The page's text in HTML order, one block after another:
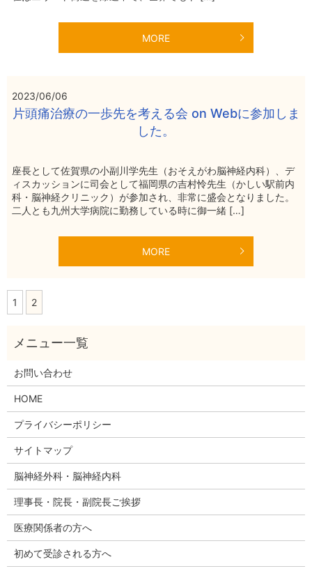
MORE
2023/06/06
片頭痛治療の一歩先を考える会 on Webに参加しま
した。
座長として佐賀県の小副川学先生（おそえがわ脳神経内科）、デ
ィスカッションに司会として福岡県の吉村怜先生（かしい駅前内
科・脳神経クリニック）が参加され、非常に盛会となりました。
二人とも九州大学病院に勤務している時に御一緒 […]
MORE
1 2
お問い合わせ
HOME
プライバシーポリシー
サイトマップ
脳神経外科・脳神経内科
理事長・院長・副院長ご挨拶
医療関係者の方へ
初めて受診される方へ